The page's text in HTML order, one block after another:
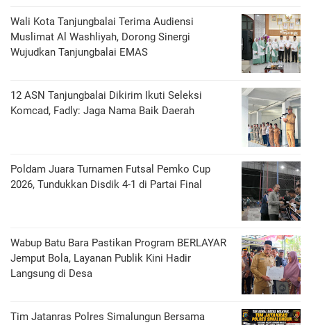
Wali Kota Tanjungbalai Terima Audiensi
Muslimat Al Washliyah, Dorong Sinergi
Wujudkan Tanjungbalai EMAS
12 ASN Tanjungbalai Dikirim Ikuti Seleksi
Komcad, Fadly: Jaga Nama Baik Daerah
Poldam Juara Turnamen Futsal Pemko Cup
2026, Tundukkan Disdik 4-1 di Partai Final
Wabup Batu Bara Pastikan Program BERLAYAR
Jemput Bola, Layanan Publik Kini Hadir
Langsung di Desa
Tim Jatanras Polres Simalungun Bersama